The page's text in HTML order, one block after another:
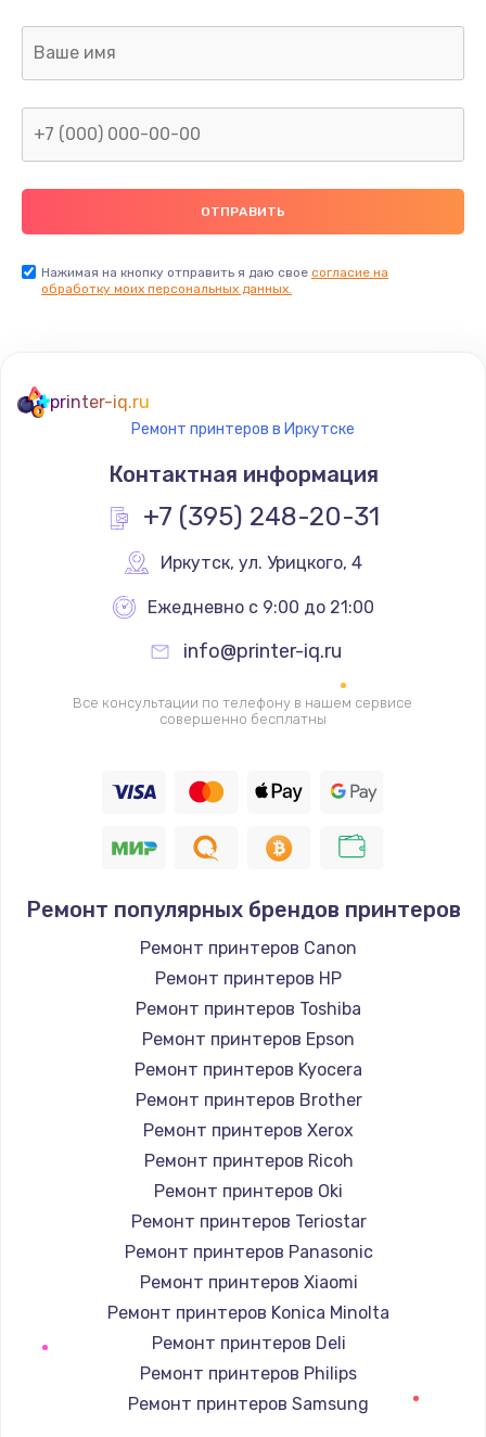
Заказать
Ремонт капиллярной трубки
400 руб.
Заказать
Замена термостата
1200 руб.
Заказать
Замена реле
Замена термопредохранителя
700 руб.
Замена ТЭНа
2500 руб.
Замена шнура
1400 руб.
Заказать
Замена / ремонт электронного модуля
управления
600 руб.
Заказать
Замена конфорки
1100 руб.
Заказать
Замена платы сенсора
Заказать
Нажимая на кнопку отправить я даю свое согласие на
обработку моих персональных данных.
printer-iq.ru
Ремонт принтеров в Иркутске
Контактная информация
+7 (395) 248-20-31
Иркутск, ул. Урицкого, 4
Ежедневно с 9:00 до 21:00
info@printer-iq.ru
Все консультации по телефону в нашем сервисе
совершенно бесплатны
Ремонт популярных брендов принтеров
Ремонт принтеров Canon
Ремонт принтеров HP
Ремонт принтеров Toshiba
Ремонт принтеров Epson
Ремонт принтеров Kyocera
Ремонт принтеров Brother
Ремонт принтеров Xerox
Ремонт принтеров Ricoh
Ремонт принтеров Oki
Ремонт принтеров Teriostar
Ремонт принтеров Panasonic
Ремонт принтеров Xiaomi
Ремонт принтеров Konica Minolta
Ремонт принтеров Deli
Ремонт принтеров Philips
Ремонт принтеров Samsung